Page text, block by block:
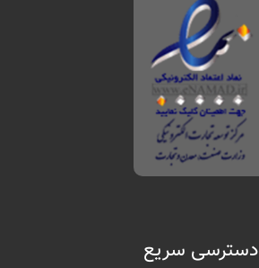
دسترسی سریع